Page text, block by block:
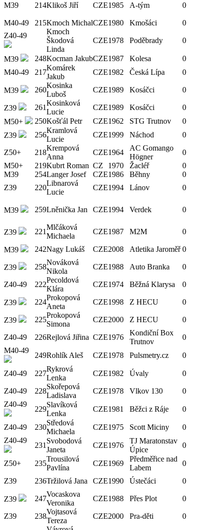
M39 214Klikoš Jiří CZE1985 A-tým 0
M40-49 215Kmoch MichalCZE1980 Kmošáci
0
Z40-49
Kmoch
Škodová
Linda
CZE1978 Poděbrady 0
M39 248Kocman JakubCZE1987 Kolesa
0
M40-49
217
Komárek
Jakub
CZE1982 Česká Lípa 0
M39 260
Kosinka
Luboš
CZE1989 Kosáčci 0
Z39 261
Kosinková
Lucie
CZE1989 Kosáčci
0
M50+
250Košťál Petr CZE1962 STG Trutnov
0
Z39
256
Kramlová
Lucie
CZE1999 Náchod 0
Z50+ 218
Krempová
Anna
CZE1964
AC Gomango
Högner
0
M50+
219Kubrt Roman CZ 1970 Žacléř
0
M39
254Langer Josef CZE1986 Běhny
0
Z39
220
Libnarová
Lucie
CZE1994 Lánov 0
M39 259Lněnička Jan CZE1994 Verdek 0
Z39 221
Mlčáková
Michaela
CZE1987 M2M 0
M39 242Nagy Lukáš CZE2008 Atletika Jaroměř 0
Z39 258
Nováková
Nikola
CZE1988 Auto Branka 0
Z40-49 222
Pecoldová
Klára
CZE1974 Běžná Klarysa 0
Z39 224
Prokopová
Aneta
CZE1998 Z HECU 0
Z39 225
Prokopová
Simona
CZE2000 Z HECU 0
Z40-49 226Rejlová Jiřina CZE1976
Kondiční Box
Trutnov
0
M40-49
249Rohlík Aleš CZE1978 Pulsmetry.cz 0
Z40-49 227
Rykrová
Lenka
CZE1982 Úvaly 0
Z40-49 228
Skořepová
Ladislava
CZE1978 Vlkov 130
0
Z40-49
229
Slavíková
Lenka
CZE1981 Běžci z Ráje 0
Z40-49 230
Středová
Michaela
CZE1975 Scott Miciny
0
Z40-49
231
Svobodová
Janeta
CZE1976
TJ Maratonstav
Úpice
0
Z50+ 235
Trousilová
Pavlína
CZE1969
Předměřice nad
Labem
0
Z39 236Tržilová Jana CZE1990 Ústečáci 0
Z39 247
Vocaskova
Veronika
CZE1988 Přes Plot 0
Z39 238
Vojtasová
Tereza
CZE2000 Pra-děti 0